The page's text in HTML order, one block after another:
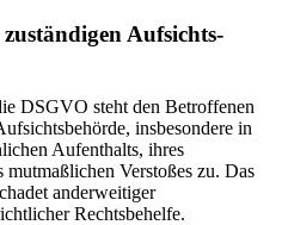
zuständigen Aufsichts­
DSGVO steht den Betroffenen
insbesondere in
Aufenthalts, ihres
mutmaßlichen Verstoßes zu. Das
anderweitiger
Rechtsbehelfe.